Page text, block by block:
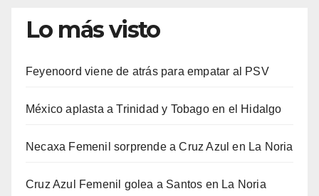
Lo más visto
Feyenoord viene de atrás para empatar al PSV
México aplasta a Trinidad y Tobago en el Hidalgo
Necaxa Femenil sorprende a Cruz Azul en La Noria
Cruz Azul Femenil golea a Santos en La Noria